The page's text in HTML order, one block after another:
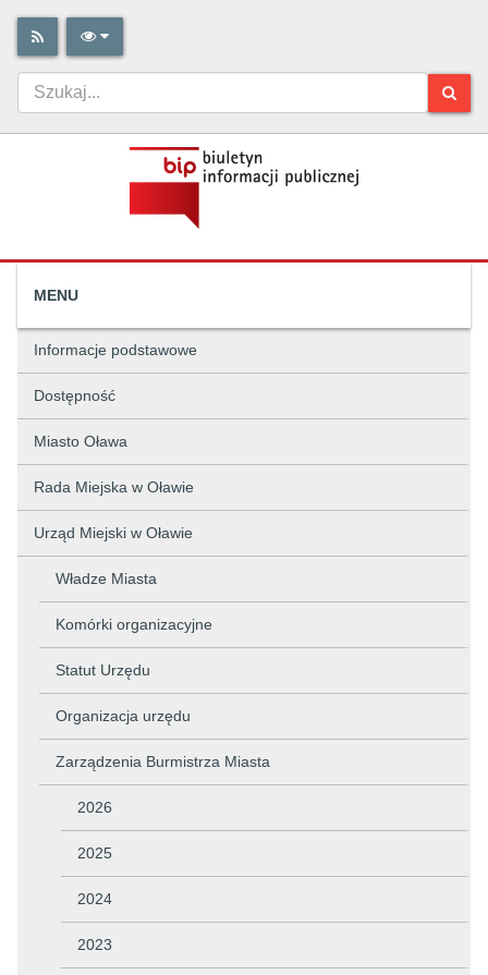
MENU
Informacje podstawowe
Dostępność
Miasto Oława
Rada Miejska w Oławie
Urząd Miejski w Oławie
Władze Miasta
Komórki organizacyjne
Statut Urzędu
Organizacja urzędu
Zarządzenia Burmistrza Miasta
2026
2025
2024
2023